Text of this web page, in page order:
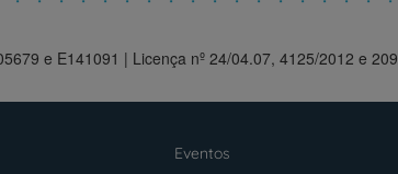
e E141091 | Licença nº 24/04.07, 4125/2012 e
Eventos